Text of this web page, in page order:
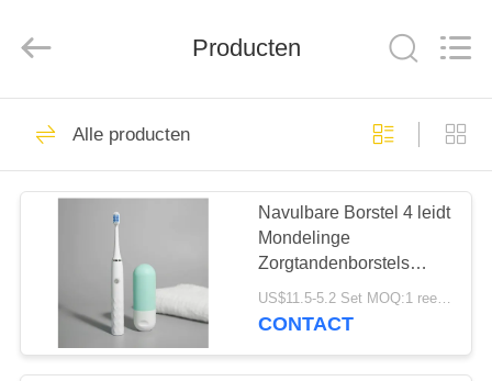
HUIS
PRODUCTEN
VIDEO'S
ONGEVEER
ONS
CENTER.
Mondelinge
Zorgtandpasta
150
58
Producten
Alle producten
Navulbare Borstel 4 leidt
Mondelinge
Zorgtandenborstels
2hours Ladend IPX7
US$11.5-5.2 Set MOQ:1 reeks
CONTACT